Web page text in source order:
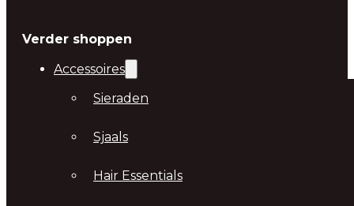
Verder shoppen
Accessoires
Sieraden
Sjaals
Hair Essentials